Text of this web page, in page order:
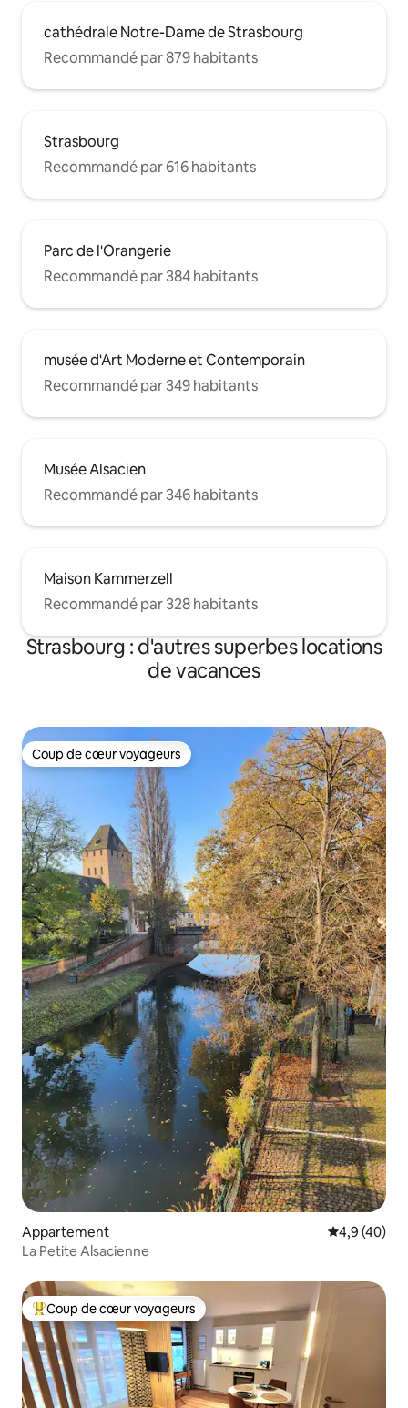
cathédrale Notre-Dame de Strasbourg
Recommandé par 879 habitants
Strasbourg
Recommandé par 616 habitants
Parc de l'Orangerie
Recommandé par 384 habitants
musée d'Art Moderne et Contemporain
Recommandé par 349 habitants
Musée Alsacien
Recommandé par 346 habitants
Maison Kammerzell
Recommandé par 328 habitants
Strasbourg : d'autres superbes locations
de vacances
Coup de cœur voyageurs
Coup de cœur voyageurs
Appartement Évaluation
4,9 (40)
La Petite Alsacienne
Coups de cœur voyageurs les plus appréciés
Coup de cœur voyageurs